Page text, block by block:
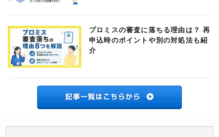
プロミスの審査に落ちる理由は？ 再
申込時のポイントや別の対処法も紹
介